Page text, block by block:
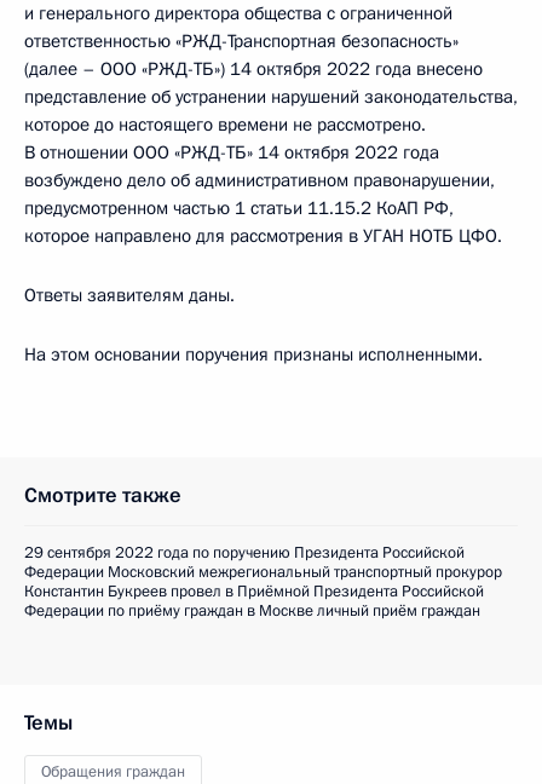
и генерального директора общества с ограниченной
ответственностью «РЖД-Транспортная безопасность»
(далее – ООО «РЖД-ТБ») 14 октября 2022 года внесено
представление об устранении нарушений законодательства,
которое до настоящего времени не рассмотрено.
В отношении ООО «РЖД-ТБ» 14 октября 2022 года
возбуждено дело об административном правонарушении,
предусмотренном частью 1 статьи 11.15.2 КоАП РФ,
которое направлено для рассмотрения в УГАН НОТБ ЦФО.
Ответы заявителям даны.
На этом основании поручения признаны исполненными.
Смотрите также
29 сентября 2022 года по поручению Президента Российской
Федерации Московский межрегиональный транспортный прокурор
Константин Букреев провел в Приёмной Президента Российской
Федерации по приёму граждан в Москве личный приём граждан
Темы
Обращения граждан